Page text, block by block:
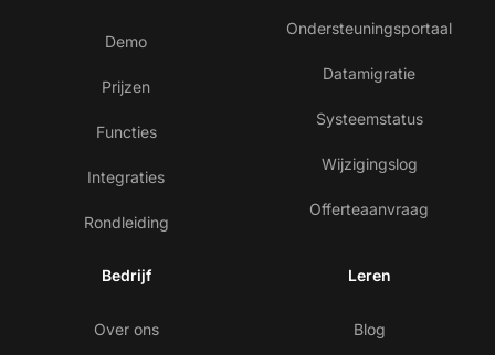
Demo
Prijzen
Functies
Integraties
Rondleiding
Ondersteuningsportaal
Datamigratie
Systeemstatus
Wijzigingslog
Offerteaanvraag
Bedrijf
Over ons
Leren
Blog